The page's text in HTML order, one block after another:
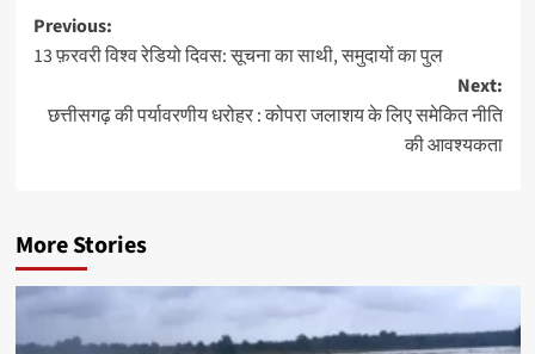
Post
navigation
Previous:
13 फ़रवरी विश्व रेडियो दिवस: सूचना का साथी, समुदायों का पुल
Next:
छत्तीसगढ़ की पर्यावरणीय धरोहर : कोपरा जलाशय के लिए समेकित नीति
की आवश्यकता
More Stories